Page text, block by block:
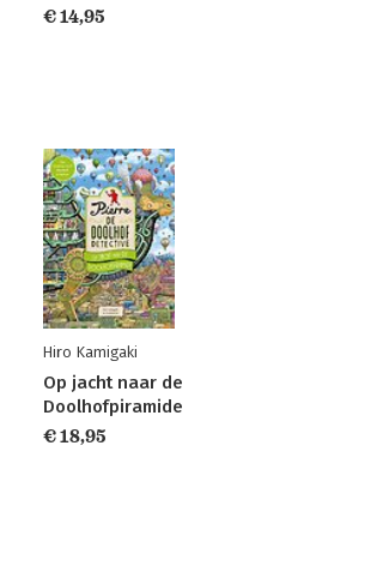
€ 14,95
Hiro Kamigaki
Op jacht naar de
Doolhofpiramide
€ 18,95